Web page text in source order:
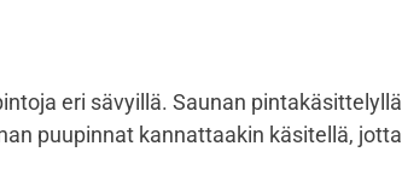
eri sävyillä. Saunan pintakäsittelyllä
puupinnat kannattaakin käsitellä, jotta